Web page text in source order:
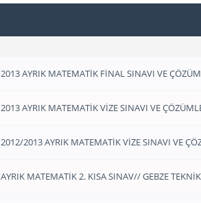
2013 AYRIK MATEMATİK FİNAL SINAVI VE
2013 AYRIK MATEMATİK VİZE SINAVI VE
2012/2013 AYRIK MATEMATİK VİZE SINAVI VE
AYRIK MATEMATİK 2. KISA SINAV// GEBZE